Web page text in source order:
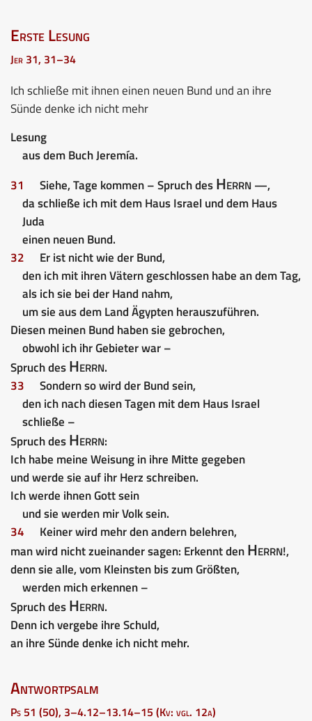
Erste Lesung
Jer 31, 31–34
Ich schließe mit ihnen einen neuen Bund und an ihre
Sünde denke ich nicht mehr
Lesung
aus dem Buch Jeremía.
31
Siehe, Tage kommen – Spruch desHerrn—,
da schließe ich mit dem Haus Israel und dem Haus
Juda
einen neuen Bund.
32
Er ist nicht wie der Bund,
den ich mit ihren Vätern geschlossen habe an dem Tag,
als ich sie bei der Hand nahm,
um sie aus dem Land Ägypten herauszuführen.
Diesen meinen Bund haben sie gebrochen,
obwohl ich ihr Gebieter war –
Spruch desHerrn.
33
Sondern so wird der Bund sein,
den ich nach diesen Tagen mit dem Haus Israel
schließe –
Spruch desHerrn:
Ich habe meine Weisung in ihre Mitte gegeben
und werde sie auf ihr Herz schreiben.
Ich werde ihnen Gott sein
und sie werden mir Volk sein.
34
Keiner wird mehr den andern belehren,
man wird nicht zueinander sagen: Erkennt denHerrn!,
denn sie alle, vom Kleinsten bis zum Größten,
werden mich erkennen –
Spruch desHerrn.
Denn ich vergebe ihre Schuld,
an ihre Sünde denke ich nicht mehr.
Antwortpsalm
Ps 51 (50), 3–4.12–13.14–15 (Kv: vgl. 12a)